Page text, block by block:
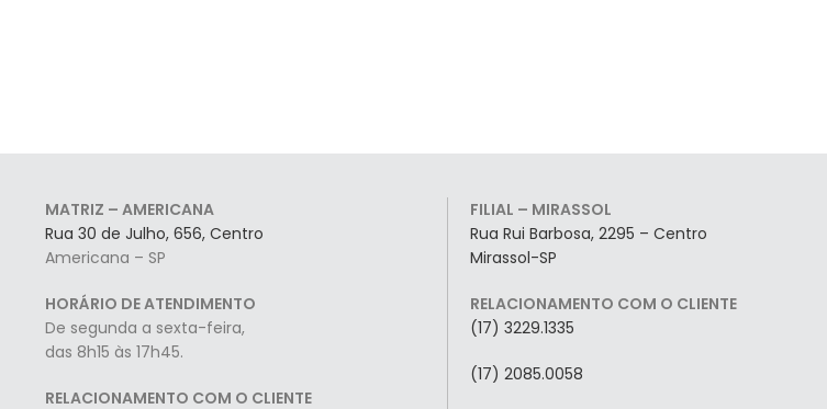
MATRIZ – AMERICANA
Rua 30 de Julho, 656, Centro
Americana – SP
HORÁRIO DE ATENDIMENTO
De segunda a sexta-feira,
das 8h15 às 17h45.
RELACIONAMENTO COM O CLIENTE
FILIAL – MIRASSOL
Rua Rui Barbosa, 2295 – Centro
Mirassol-SP
RELACIONAMENTO COM O CLIENTE
(17) 3229.1335
(17) 2085.0058